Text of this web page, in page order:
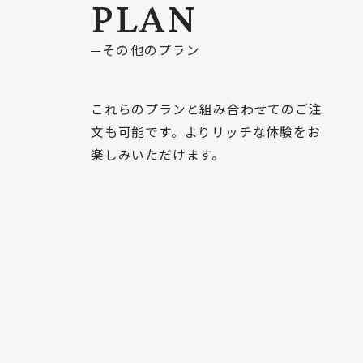
PLAN
その他のプラン
これらのプランと組み合わせてのご注
文も可能です。よりリッチな体験をお
楽しみいただけます。